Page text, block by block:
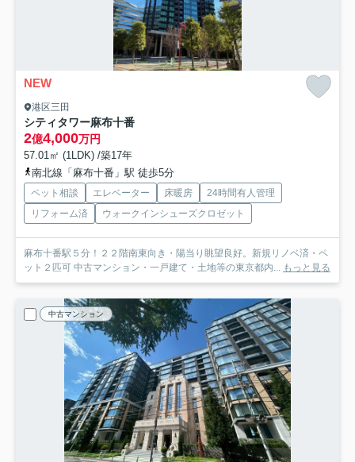
NEW
港区三田
シティタワー麻布十番
2億4,000万円
57.01㎡ (1LDK) /築17年
南北線「麻布十番」駅 徒歩5分
ペット相談 エレベーター 床暖房
24時間有人管理
リフォーム済
ウォークインシューズクロゼット
麻布十番駅５分！２２階南東向き・陽当り眺望良好。新規リノベ済・ペ
ット２匹可 中古マンション・一戸建て・土地等の東京都内... もっと見る
中古マンション